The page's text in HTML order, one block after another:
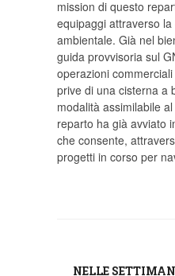
mission di questo
equipaggi attraverso
ambientale. Già nel
guida provvisoria sul
operazioni
prive di una cisterna a
modalità assimilabile al
reparto ha già avviato
che consente,
progetti in corso per
NELLE